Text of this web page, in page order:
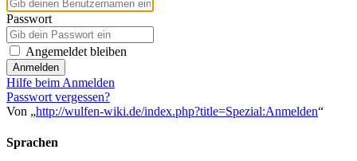
Passwort
Angemeldet bleiben
Anmelden
Hilfe beim Anmelden
Passwort vergessen?
Von „http://wulfen-wiki.de/index.php?title=Spezial:Anmelden“
Sprachen